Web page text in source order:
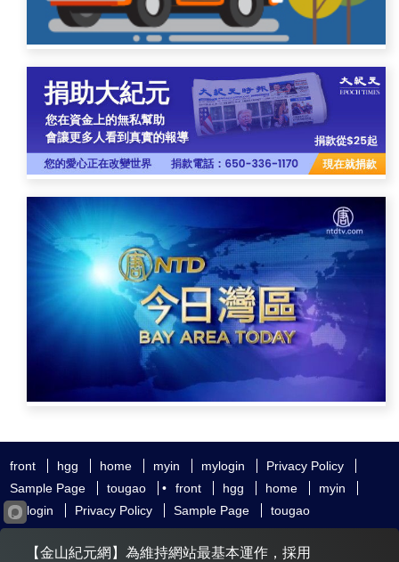
front hgg home myin mylogin
Privacy Policy
Sample Page
tougao • front hgg home
myin
mylogin
Privacy Policy Sample Page tougao
友好鏈接 追查國際 新唐人電視
神韻藝術團
【金山紀元網】為維持網站最基本運作，採用